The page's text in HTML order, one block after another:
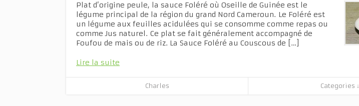
Plat d’origine peule, la sauce Foléré où Oseille de Guinée est le
légume principal de la région du grand Nord Cameroun. Le Foléré est
un légume aux feuilles acidulées qui se consomme comme repas ou
comme Jus naturel. Ce plat se fait généralement accompagné de
Foufou de mais ou de riz. La Sauce Foléré au Couscous de […]
Lire la suite
Charles Categories ↓